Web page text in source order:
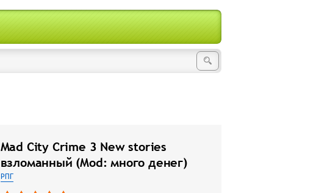
Mad City Crime 3 New stories
взломанный (Mod: много денег)
РПГ